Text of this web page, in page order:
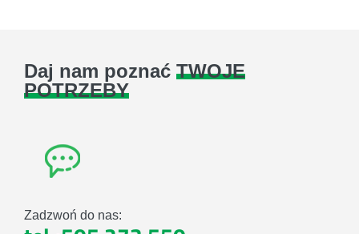
Daj nam poznać TWOJE
POTRZEBY
Zadzwoń do nas: